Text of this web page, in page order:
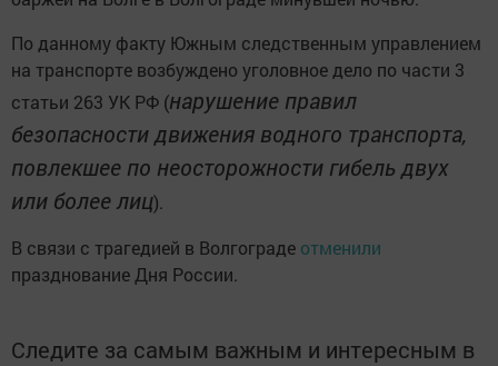
По данному факту Южным следственным управлением
на транспорте возбуждено уголовное дело по части 3
статьи 263 УК РФ (нарушение правил
безопасности движения водного транспорта,
повлекшее по неосторожности гибель двух
или более лиц).
В связи с трагедией в Волгограде отменили
празднование Дня России.
Следите за самым важным и интересным в